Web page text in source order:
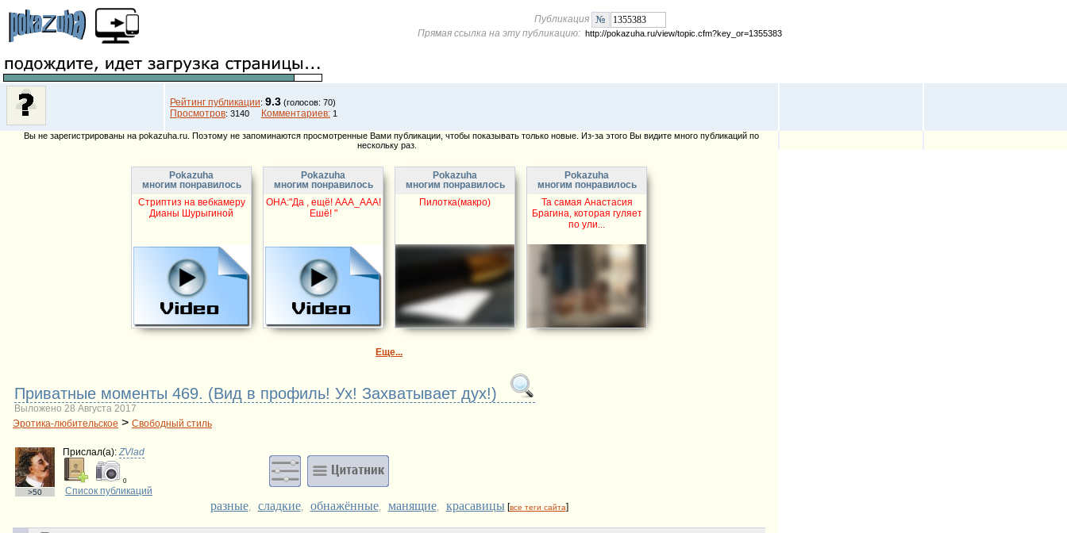
Публикация
Прямая ссылка на эту публикацию: http://pokazuha.ru/view/topic.cfm?key_or=1355383
Рейтинг публикации: 9.3 (голосов: 70)
Просмотров: 3140 Комментариев: 1
Вы не зарегистрированы на pokazuha.ru. Поэтому не запоминаются просмотренные Вами публикации, чтобы показывать только новые. Из-за этого Вы видите много публикаций по
нескольку раз.
Pokazuha
многим понравилось
Стриптиз на вебкамеру
Дианы Шурыгиной
Pokazuha
многим понравилось
ОНА:"Да , ещё! ААА_ААА!
Ешё! "
Pokazuha
многим понравилось
Пилотка(макро)
Pokazuha
многим понравилось
Та самая Анастасия
Брагина, которая гуляет
по ули...
Еще...
Приватные моменты 469. (Вид в профиль! Ух! Захватывает дух!)
Выложено 28 Августа 2017
Эротика-любительское > Свободный стиль
>50
Прислал(a):ZVlad
0
Список публикаций
разные, сладкие, обнажённые, манящие, красавицы[все теги сайта]